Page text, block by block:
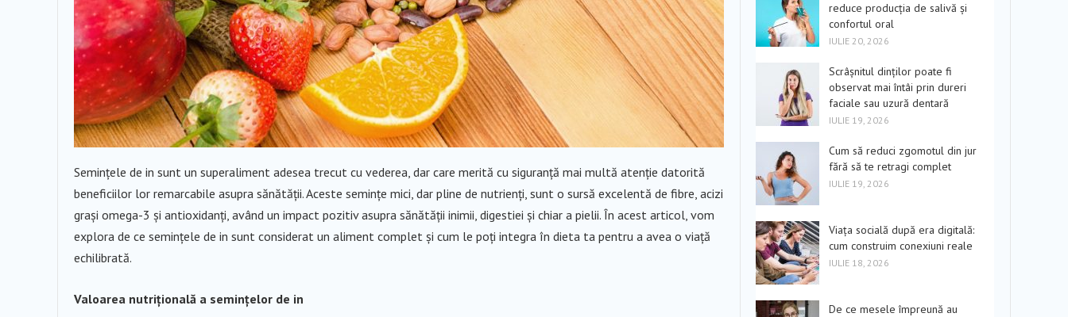
Semințele de in sunt un superaliment adesea trecut cu vederea, dar care merită cu siguranță mai multă atenție datorită
beneficiilor lor remarcabile asupra sănătății. Aceste semințe mici, dar pline de nutrienți, sunt o sursă excelentă de fibre, acizi
grași omega-3 și antioxidanți, având un impact pozitiv asupra sănătății inimii, digestiei și chiar a pielii. În acest articol, vom
explora de ce semințele de in sunt considerat un aliment complet și cum le poți integra în dieta ta pentru a avea o viață
echilibrată.
Valoarea nutrițională a semințelor de in
reduce producția de salivă și
confortul oral
IULIE 20, 2026
Scrâșnitul dinților poate fi
observat mai întâi prin dureri
faciale sau uzură dentară
IULIE 19, 2026
Cum să reduci zgomotul din jur
fără să te retragi complet
IULIE 19, 2026
Viața socială după era digitală:
cum construim conexiuni reale
IULIE 18, 2026
De ce mesele împreună au